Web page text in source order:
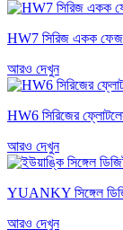
HW7 সিরিজ একক ফেজ
আরও দেখুন
HW6 সিরিজের
আরও দেখুন
YUANKY সিঙ্গেল
আরও দেখুন